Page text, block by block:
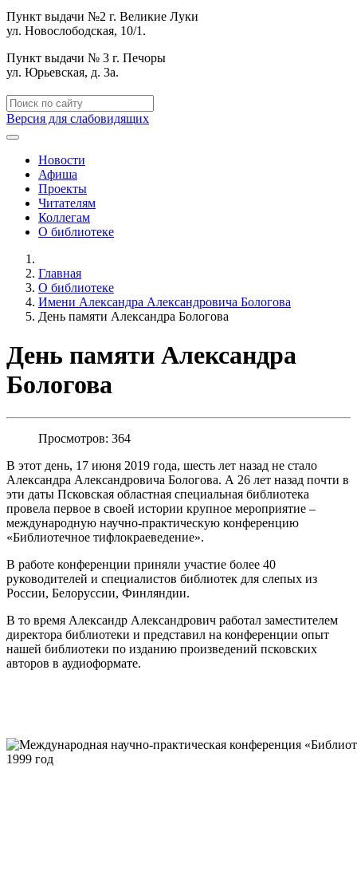
Пункт выдачи №2 г. Великие Луки
ул. Новослободская, 10/1.
Пункт выдачи № 3 г. Печоры
ул. Юрьевская, д. 3а.
Версия для слабовидящих
Новости
Афиша
Проекты
Читателям
Коллегам
О библиотеке
Главная
О библиотеке
Имени Александра Александровича Бологова
День памяти Александра Бологова
День памяти Александра
Бологова
Просмотров: 364
В этот день, 17 июня 2019 года, шесть лет назад не стало
Александра Александровича Бологова. А 26 лет назад почти в
эти даты Псковская областная специальная библиотека
провела первое в своей истории крупное мероприятие –
международную научно-практическую конференцию
«Библиотечное тифлокраеведение».
В работе конференции приняли участие более 40
руководителей и специалистов библиотек для слепых из
России, Белоруссии, Финляндии.
В то время Александр Александрович работал заместителем
директора библиотеки и представил на конференции опыт
нашей библиотеки по изданию произведений псковских
авторов в аудиоформате.